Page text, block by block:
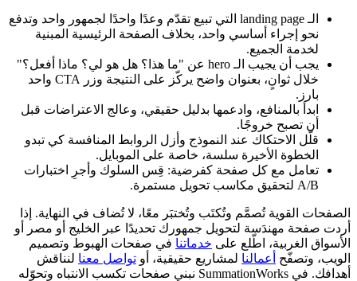
الـ landing page التي تبيع تقدّم وعدًا واحدًا لجمهور واحد وتدفع
نحو إجراء أساسي واحد، بخلاف الصفحة الرئيسية المبنية
لخدمة الجميع.
يجب أن يجيب الـ hero عن "ما هذا؟ هل هو لي؟ ماذا أفعل؟"
خلال ثوانٍ، بعنوان واضح يركّز على النتيجة وزر CTA واحد
بارز.
ابدأ بالمنافع، وادعمها بدليل حقيقي، وعالج الاعتراضات قبل
أن تصبح خروجًا.
قلّل الاحتكاك عند النموذج وأزل الروابط المنافسة كي تبدو
الخطوة الأخيرة سلسة، خاصة على الموبايل.
تعامل مع كل صفحة كفرضية: قِس السلوك وأجرِ اختبارات
A/B لتحقيق مكاسب تحويل مستمرة.
الصفحات القوية تُصمَّم وتُكتَب وتُختبَر معًا، لا تُضاف في النهاية. إذا
أردت صفحة مهندَسة لتحويل جمهورك تحديدًا عبر الخليج أو مصر أو
الأسواق الغربية، اطّلع على خدماتنا في صفحات الهبوط وتصميم
الويب، وتصفّح
أعمالنا لمشاريع حقيقية، أو تواصل معنا لنناقش
أهدافك. في SummationWorks نبني صفحات تكسب الانتباه وتحوّله